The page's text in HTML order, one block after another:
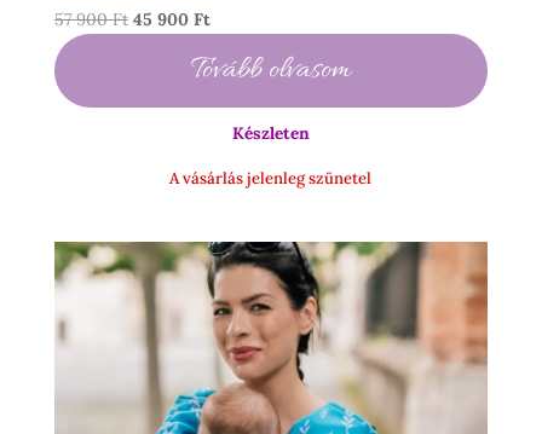
57 900Ft Original
45 900 FtCurrent
is:
900 Ft.
Tovább olvasom
Készleten
A vásárlás jelenleg szünetel